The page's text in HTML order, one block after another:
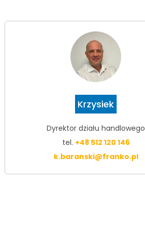
Krzysiek
Dyrektor działu handlowego
tel. +48 512 120 146
k.baranski@franko.pl